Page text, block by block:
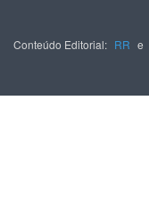
Conteúdo Editorial: RR e